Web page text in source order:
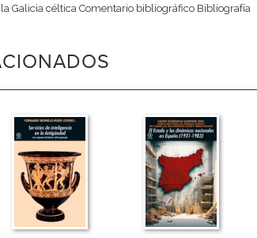
Galicia céltica Comentario bibliográfico Bibliografía